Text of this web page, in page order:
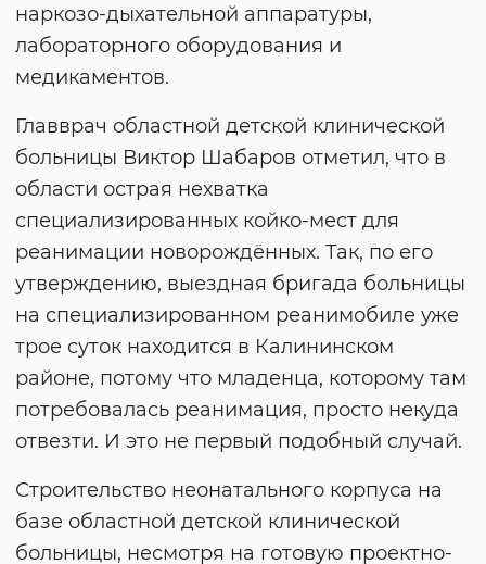
наркозо-дыхательной аппаратуры,
лабораторного оборудования и
медикаментов.
Главврач областной детской клинической
больницы Виктор Шабаров отметил, что в
области острая нехватка
специализированных койко-мест для
реанимации новорождённых. Так, по его
утверждению, выездная бригада больницы
на специализированном реанимобиле уже
трое суток находится в Калининском
районе, потому что младенца, которому там
потребовалась реанимация, просто некуда
отвезти. И это не первый подобный случай.
Строительство неонатального корпуса на
базе областной детской клинической
больницы, несмотря на готовую проектно-